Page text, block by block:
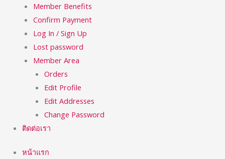
Member Benefits
Confirm Payment
Log In / Sign Up
Lost password
Member Area
Orders
Edit Profile
Edit Addresses
Change Password
ติดต่อเรา
หน้าแรก